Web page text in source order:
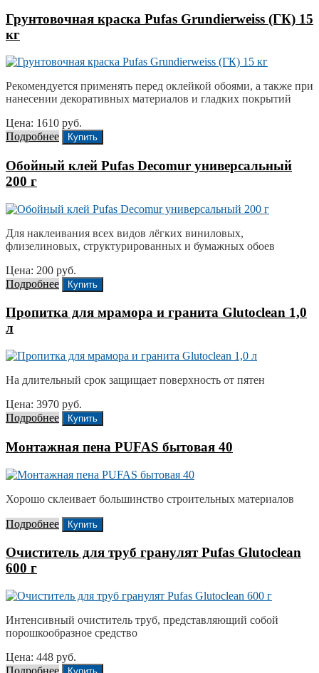
Грунтовочная краска Pufas Grundierweiss (ГК) 15
кг
Рекомендуется применять перед оклейкой обоями, а также при
нанесении декоративных материалов и гладких покрытий
Цена: 1610 руб.
Подробнее
Купить
Обойный клей Pufas Decomur универсальный
200 г
Для наклеивания всех видов лёгких виниловых,
флизелиновых, структурированных и бумажных обоев
Цена: 200 руб.
Подробнее
Купить
Пропитка для мрамора и гранита Glutoclean 1,0
л
На длительный срок защищает поверхность от пятен
Цена: 3970 руб.
Подробнее
Купить
Монтажная пена PUFAS бытовая 40
Хорошо склеивает большинство строительных материалов
Подробнее Купить
Очиститель для труб гранулят Pufas Glutoclean
600 г
Интенсивный очиститель труб, представляющий собой
порошкообразное средство
Цена: 448 руб.
Подробнее